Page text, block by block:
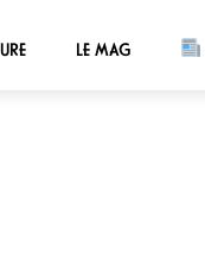
LE MAG